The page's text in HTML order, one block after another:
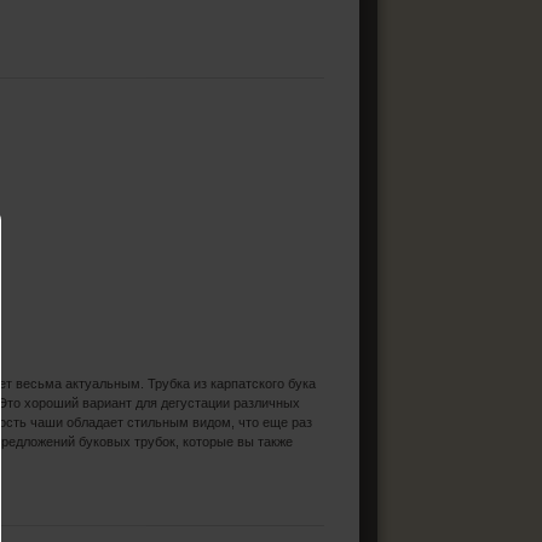
весьма актуальным. Трубка из карпатского бука
хороший вариант для дегустации различных
чаши обладает стильным видом, что еще раз
буковых трубок, которые вы также